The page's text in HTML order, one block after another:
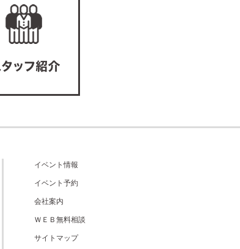
イベント情報
イベント予約
会社案内
ＷＥＢ無料相談
サイトマップ